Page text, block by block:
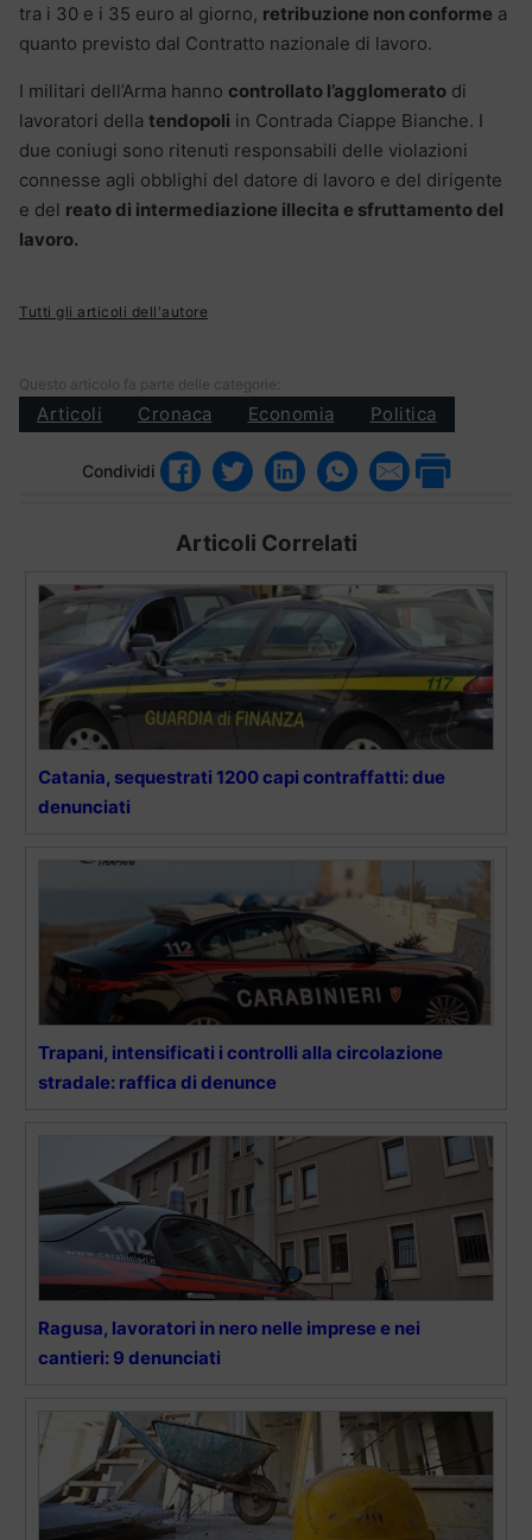
tra i 30 e i 35 euro al giorno, retribuzione non conforme a
quanto previsto dal Contratto nazionale di lavoro.
I militari dell’Arma hanno controllato l’agglomerato di
lavoratori della tendopoli in Contrada Ciappe Bianche. I
due coniugi sono ritenuti responsabili delle violazioni
connesse agli obblighi del datore di lavoro e del dirigente
e del reato di intermediazione illecita e sfruttamento del
lavoro.
Tutti gli articoli dell'autore
Questo articolo fa parte delle categorie:
Articoli Cronaca Economia Politica
Condividi
Articoli Correlati
Catania, sequestrati 1200 capi contraffatti: due
denunciati
Trapani, intensificati i controlli alla circolazione
stradale: raffica di denunce
Ragusa, lavoratori in nero nelle imprese e nei
cantieri: 9 denunciati